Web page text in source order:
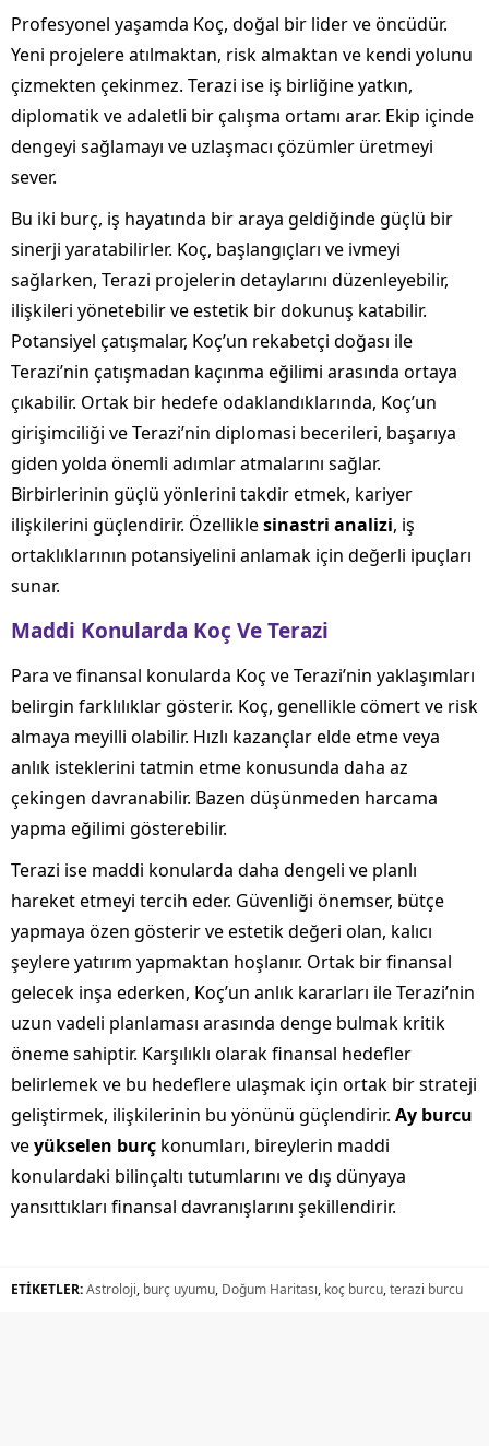
Profesyonel yaşamda Koç, doğal bir lider ve öncüdür.
Yeni projelere atılmaktan, risk almaktan ve kendi yolunu
çizmekten çekinmez. Terazi ise iş birliğine yatkın,
diplomatik ve adaletli bir çalışma ortamı arar. Ekip içinde
dengeyi sağlamayı ve uzlaşmacı çözümler üretmeyi
sever.
Bu iki burç, iş hayatında bir araya geldiğinde güçlü bir
sinerji yaratabilirler. Koç, başlangıçları ve ivmeyi
sağlarken, Terazi projelerin detaylarını düzenleyebilir,
ilişkileri yönetebilir ve estetik bir dokunuş katabilir.
Potansiyel çatışmalar, Koç’un rekabetçi doğası ile
Terazi’nin çatışmadan kaçınma eğilimi arasında ortaya
çıkabilir. Ortak bir hedefe odaklandıklarında, Koç’un
girişimciliği ve Terazi’nin diplomasi becerileri, başarıya
giden yolda önemli adımlar atmalarını sağlar.
Birbirlerinin güçlü yönlerini takdir etmek, kariyer
ilişkilerini güçlendirir. Özelliklesinastri analizi, iş
ortaklıklarının potansiyelini anlamak için değerli ipuçları
sunar.
Maddi Konularda Koç Ve Terazi
Para ve finansal konularda Koç ve Terazi’nin yaklaşımları
belirgin farklılıklar gösterir. Koç, genellikle cömert ve risk
almaya meyilli olabilir. Hızlı kazançlar elde etme veya
anlık isteklerini tatmin etme konusunda daha az
çekingen davranabilir. Bazen düşünmeden harcama
yapma eğilimi gösterebilir.
Terazi ise maddi konularda daha dengeli ve planlı
hareket etmeyi tercih eder. Güvenliği önemser, bütçe
yapmaya özen gösterir ve estetik değeri olan, kalıcı
şeylere yatırım yapmaktan hoşlanır. Ortak bir finansal
gelecek inşa ederken, Koç’un anlık kararları ile Terazi’nin
uzun vadeli planlaması arasında denge bulmak kritik
öneme sahiptir. Karşılıklı olarak finansal hedefler
belirlemek ve bu hedeflere ulaşmak için ortak bir strateji
geliştirmek, ilişkilerinin bu yönünü güçlendirir. Ay burcu
veyükselen burç konumları, bireylerin maddi
konulardaki bilinçaltı tutumlarını ve dış dünyaya
yansıttıkları finansal davranışlarını şekillendirir.
ETİKETLER:Astroloji, burç uyumu, Doğum Haritası, koç burcu,terazi burcu